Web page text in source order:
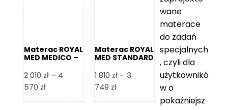
Materac ROYAL
MED MEDICO –
2 010 zł – 4
570 złZakres
Materac ROYAL
MED STANDARD
1 810 zł – 3
749 złZakres
wane
materace
do zadań
specjalnych
, czyli dla
użytkownikó
w o
pokaźniejsz